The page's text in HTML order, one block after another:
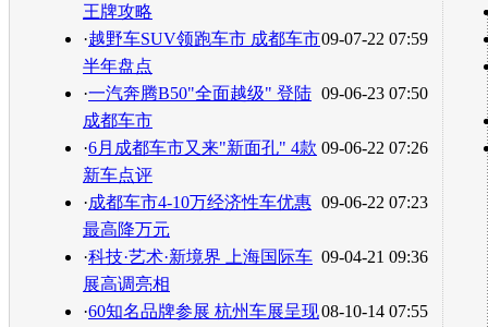
王牌攻略
09-07-22 07:59
·越野车SUV领跑车市 成都车市
半年盘点
09-06-23 07:50
·一汽奔腾B50"全面越级" 登陆
成都车市
09-06-22 07:26
·6月成都车市又来"新面孔" 4款
新车点评
09-06-22 07:23
·成都车市4-10万经济性车优惠
最高降万元
09-04-21 09:36
·科技·艺术·新境界 上海国际车
展高调亮相
08-10-14 07:55
·60知名品牌参展 杭州车展呈现